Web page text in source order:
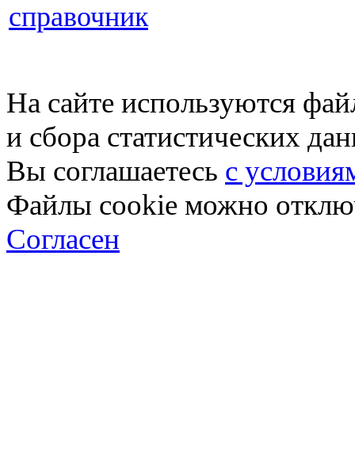
справочник
На сайте используются
и сбора статистических
Вы соглашаетесь с
Файлы cookie можно
Согласен